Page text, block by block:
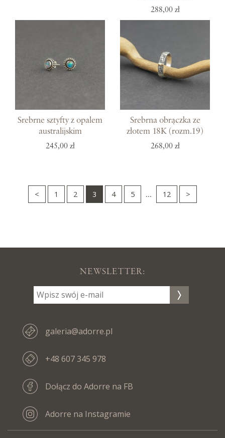
288,00 zł
Srebrne sztyfty z opalem
australijskim
245,00 zł
Srebrna obrączka ze
złotem 18K (rozm.19)
268,00 zł
< 1 2 3 4 5 ... 12 >
NEWSLETTER:
galeria@adorre.pl
+48 607 345 978
Dołącz do Adorre na FB
Adorre na Instagramie